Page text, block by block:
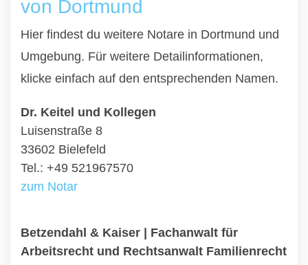
von Dortmund
Hier findest du weitere Notare in Dortmund und
Umgebung. Für weitere Detailinformationen,
klicke einfach auf den entsprechenden Namen.
Dr. Keitel und Kollegen
Luisenstraße 8
33602 Bielefeld
Tel.: +49 521967570
zum Notar
Betzendahl & Kaiser | Fachanwalt für
Arbeitsrecht und Rechtsanwalt Familienrecht